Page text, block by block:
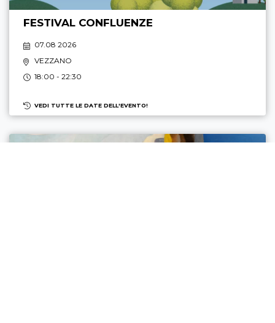
FESTIVAL CONFLUENZE
07.08 2026
VEZZANO
18:00 - 22:30
VEDI TUTTE LE DATE DELL'EVENTO!